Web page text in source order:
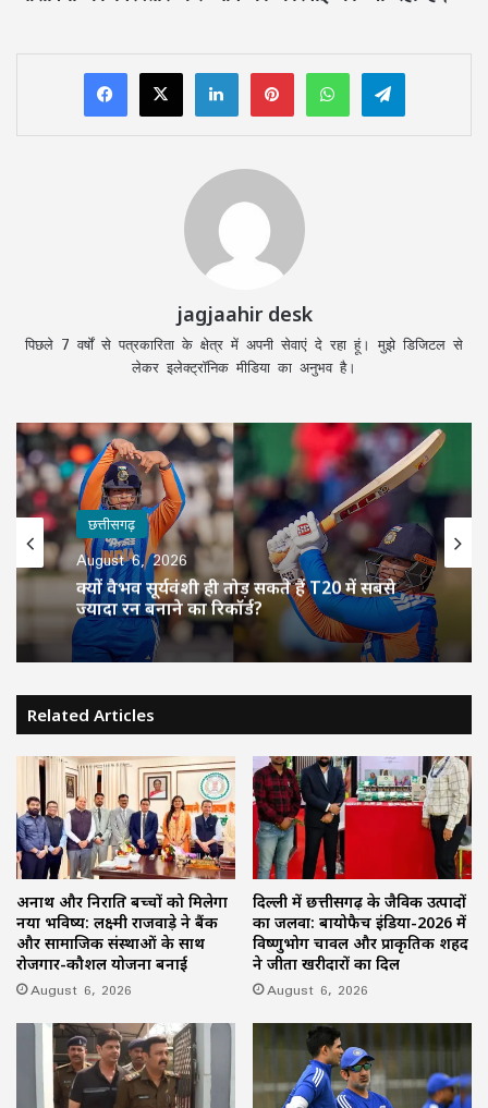
LinkedInPinterestWhatsAppTelegram
jagjaahir desk
पिछले 7 वर्षों से पत्रकारिता के क्षेत्र में अपनी सेवाएं दे रहा हूं। मुझे डिजिटल से
लेकर इलेक्ट्रॉनिक मीडिया का अनुभव है।
छत्तीसगढ़
August 6, 2026
क्यों वैभव सूर्यवंशी ही तोड़ सकते हैं T20 में सबसे
ज्यादा रन बनाने का रिकॉर्ड?
Related Articles
अनाथ और निराश्रित बच्चों को मिलेगा
नया भविष्य: लक्ष्मी राजवाड़े ने बैंक
और सामाजिक संस्थाओं के साथ
रोजगार-कौशल योजना बनाई
August 6, 2026
दिल्ली में छत्तीसगढ़ के जैविक उत्पादों
का जलवा: बायोफैच इंडिया-2026 में
विष्णुभोग चावल और प्राकृतिक शहद
ने जीता खरीदारों का दिल
August 6, 2026